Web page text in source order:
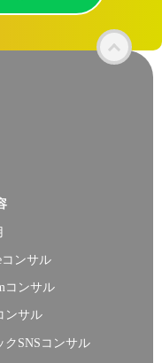
コンサル
コンサル
ンサル
クSNSコンサル